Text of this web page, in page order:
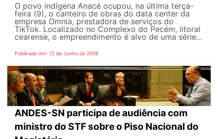
O povo indígena Anacé ocupou, na última terça-
feira (9), o canteiro de obras do data center da
empresa Omnia, prestadora de serviços do
TikTok. Localizado no Complexo do Pecém, litoral
cearense, o empreendimento é alvo de uma série...
Publicado em: 12 de Junho de 2026
ANDES-SN participa de audiência com
ministro do STF sobre o Piso Nacional do